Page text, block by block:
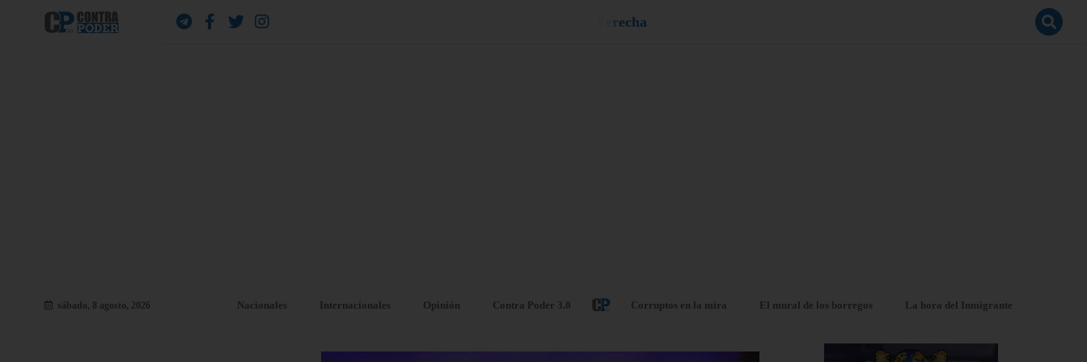
sábado, 8 agosto, 2026 Nacionales Internacionales Opinión Contra Poder 3.0 Corruptos en la mira El mural de los borregos La hora del Inmigrante